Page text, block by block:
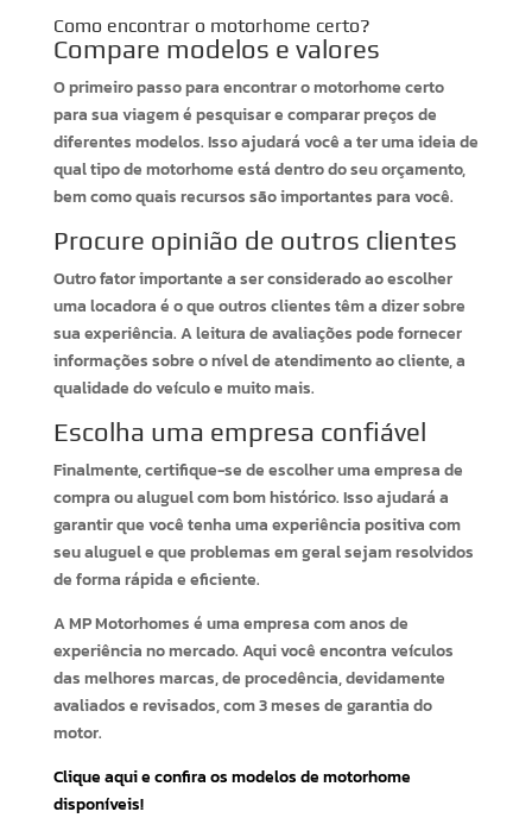
Como encontrar o motorhome certo?
Compare modelos e valores
O primeiro passo para encontrar o motorhome certo
para sua viagem é pesquisar e comparar preços de
diferentes modelos. Isso ajudará você a ter uma ideia de
qual tipo de motorhome está dentro do seu orçamento,
bem como quais recursos são importantes para você.
Procure opinião de outros clientes
Outro fator importante a ser considerado ao escolher
uma locadora é o que outros clientes têm a dizer sobre
sua experiência. A leitura de avaliações pode fornecer
informações sobre o nível de atendimento ao cliente, a
qualidade do veículo e muito mais.
Escolha uma empresa confiável
Finalmente, certifique-se de escolher uma empresa de
compra ou aluguel com bom histórico. Isso ajudará a
garantir que você tenha uma experiência positiva com
seu aluguel e que problemas em geral sejam resolvidos
de forma rápida e eficiente.
A MP Motorhomes é uma empresa com anos de
experiência no mercado. Aqui você encontra veículos
das melhores marcas, de procedência, devidamente
avaliados e revisados, com 3 meses de garantia do
motor.
Clique aqui e confira os modelos de motorhome
disponíveis!